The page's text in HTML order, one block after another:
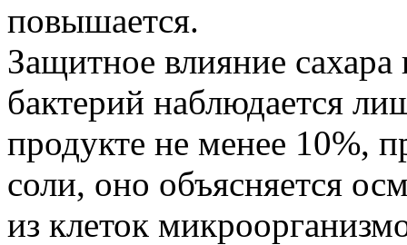
повышается.
Защитное влияние сахара
бактерий наблюдается
продукте не менее 10%,
соли, оно объясняется
из клеток